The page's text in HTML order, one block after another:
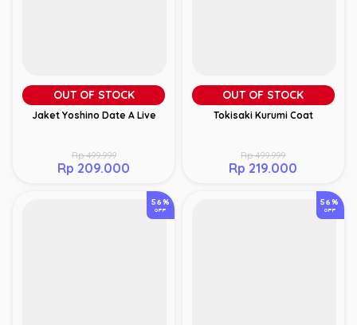
OUT OF STOCK
Jaket Yoshino Date A Live
Rp 499.999
Rp 209.000
OUT OF STOCK
Tokisaki Kurumi Coat
Rp 499.999
Rp 219.000
56%
OFF
56%
OFF